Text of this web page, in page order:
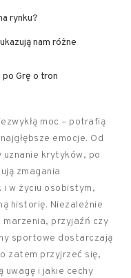
rynku?
nam różne
Grę o tron
moc – potrafią
emocje. Od
uznanie krytyków, po
zmagania
i w życiu osobistym,
historię. Niezależnie
przyjaźń czy
sportowe dostarczają
zatem przyjrzeć się,
uwagę i jakie cechy